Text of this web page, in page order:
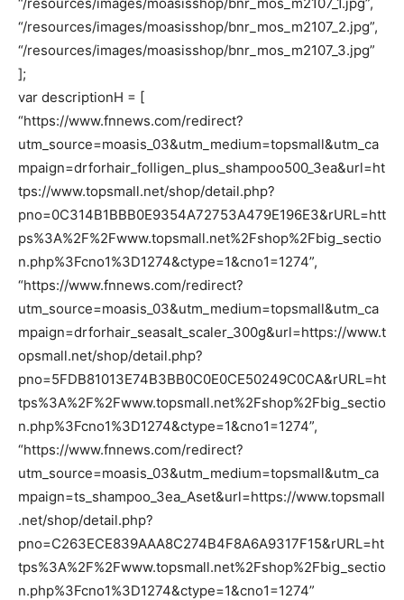
“/resources/images/moasisshop/bnr_mos_m2107_2.jpg”,
“/resources/images/moasisshop/bnr_mos_m2107_3.jpg”
];
var descriptionH = [
“https://www.fnnews.com/redirect?
utm_source=moasis_03&utm_medium=topsmall&utm_ca
mpaign=drforhair_folligen_plus_shampoo500_3ea&url=ht
tps://www.topsmall.net/shop/detail.php?
pno=0C314B1BBB0E9354A72753A479E196E3&rURL=htt
ps%3A%2F%2Fwww.topsmall.net%2Fshop%2Fbig_sectio
n.php%3Fcno1%3D1274&ctype=1&cno1=1274”,
“https://www.fnnews.com/redirect?
utm_source=moasis_03&utm_medium=topsmall&utm_ca
mpaign=drforhair_seasalt_scaler_300g&url=https://www.t
opsmall.net/shop/detail.php?
pno=5FDB81013E74B3BB0C0E0CE50249C0CA&rURL=ht
tps%3A%2F%2Fwww.topsmall.net%2Fshop%2Fbig_sectio
n.php%3Fcno1%3D1274&ctype=1&cno1=1274”,
“https://www.fnnews.com/redirect?
utm_source=moasis_03&utm_medium=topsmall&utm_ca
mpaign=ts_shampoo_3ea_Aset&url=https://www.topsmall
.net/shop/detail.php?
pno=C263ECE839AAA8C274B4F8A6A9317F15&rURL=ht
tps%3A%2F%2Fwww.topsmall.net%2Fshop%2Fbig_sectio
n.php%3Fcno1%3D1274&ctype=1&cno1=1274”